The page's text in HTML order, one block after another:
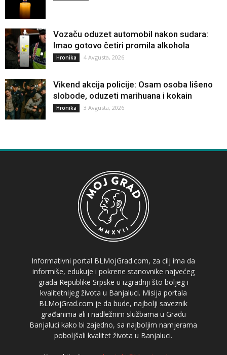
Vozaču oduzet automobil nakon sudara:
Imao gotovo četiri promila alkohola
Hronika 4 Avgusta, 2026
Vikend akcija policije: Osam osoba lišeno
slobode, oduzeti marihuana i kokain
Hronika 3 Avgusta, 2026
Informativni portal BLMojGrad.com, za cilj ima da
informiše, edukuje i pokrene stanovnike najvećeg
grada Republike Srpske u izgradnji što boljeg i
kvalitetnijeg života u Banjaluci. Misija portala
BLMojGrad.com je da bude, najbolji saveznik
građanima ali i nadležnim službama u Gradu
Banjaluci kako bi zajedno, sa najboljim namjerama
poboljšali kvalitet života u Banjaluci.